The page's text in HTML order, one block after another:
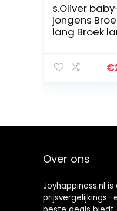
s.Oliver
jongens
lang Broek
€
Over ons
Joyhappiness.nl
prijsvergelijkings-